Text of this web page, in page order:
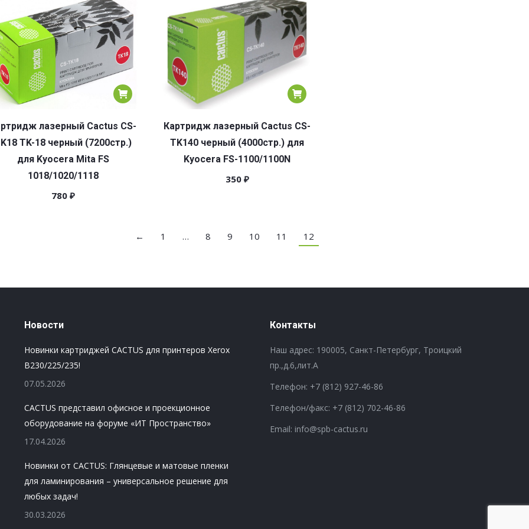
лазерный Cactus CS-
TK-18 черный (7200стр.)
для Kyocera Mita FS
1018/1020/1118
780 ₽
Картридж лазерный Cactus CS-
TK140 черный (4000стр.) для
Kyocera FS-1100/1100N
350 ₽
← 1 … 8 9 10 11 12
Новости
Новинки картриджей CACTUS для принтеров Xerox
B230/225/235!
07.05.2026
CACTUS представил офисное и проекционное
оборудование на форуме «ИТ Пространство»
17.04.2026
Новинки от CACTUS: Глянцевые и матовые пленки
для ламинирования – универсальное решение для
любых задач!
30.03.2026
Контакты
Наш адрес: 190005, Санкт-Петербург, Троицкий
пр.,д.6,лит.А
Телефон: +7 (812) 927-46-86
Телефон/факс: +7 (812) 702-46-86
Email: info@spb-cactus.ru